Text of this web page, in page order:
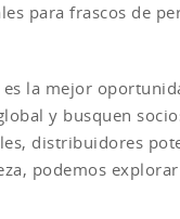
para frascos de
la mejor
y busquen
distribuidores
podemos